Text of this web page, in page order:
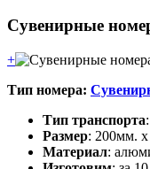
Сувенирные
+
Тип номера:
Тип транспорта
Размер: 200мм.
Материал: